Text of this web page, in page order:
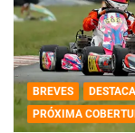
BREVES
PRÓXIMA